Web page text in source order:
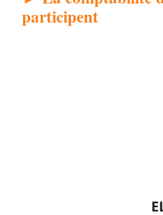
participent